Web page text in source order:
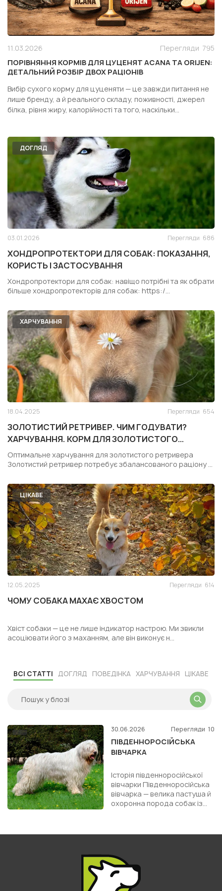
11.03.2026 Перегляди 795
ПОРІВНЯННЯ КОРМІВ ДЛЯ ЦУЦЕНЯТ ACANA ТА ORIJEN:
ДЕТАЛЬНИЙ РОЗБІР ДВОХ РАЦІОНІВ
Вибір сухого корму для цуценяти — це завжди питання не
лише бренду, а й реального складу, поживності, джерел
білка, рівня жиру, калорійності та того, наскільки
одного сегмента — Acana Puppy Recipe і Orijen Pupp...
ДОГЛЯД
03.01.2026 Перегляди 686
ХОНДРОПРОТЕКТОРИ ДЛЯ СОБАК: ПОКАЗАННЯ,
КОРИСТЬ І ЗАСТОСУВАННЯ
Хондропротектори для собак: навіщо потрібні та як обрати
більше хондропротекторів для собак: https:/...
ХАРЧУВАННЯ
18.04.2025 Перегляди 654
ЗОЛОТИСТИЙ РЕТРИВЕР. ЧИМ ГОДУВАТИ?
ХАРЧУВАННЯ. КОРМ ДЛЯ ЗОЛОТИСТОГО
РЕТРИВЕРА
Оптимальне харчування для золотистого ретривера
Золотистий ретривер потребує збалансованого раціону ...
ЦІКАВЕ
12.05.2025 Перегляди 614
ЧОМУ СОБАКА МАХАЄ ХВОСТОМ
Хвіст собаки — це не лише індикатор настрою. Ми звикли
асоціювати його з маханням, але він виконує н...
ВСІ СТАТТІ ДОГЛЯД ПОВЕДІНКА ХАРЧУВАННЯ ЦІКАВЕ
30.06.2026 Перегляди 10
ПІВДЕННОРОСІЙСЬКА
ВІВЧАРКА
Історія південноросійської
вівчарки Південноросійська
вівчарка — велика пастуша й
охоронна порода собак із